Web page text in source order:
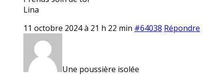
Lina
11 octobre 2024 à 21 h 22 min #64038 Répondre
Une poussière isolée